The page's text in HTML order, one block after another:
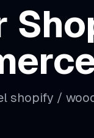
shopify /